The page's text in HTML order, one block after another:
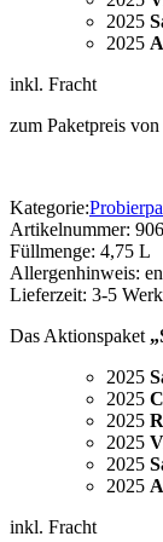
2025
2025
inkl. Fracht
zum Paketpreis von
Kategorie:
Artikelnummer: 906
Füllmenge: 4,75 L
Allergenhinweis:
Lieferzeit: 3-5
Das Aktionspaket
2025
2025
2025
2025
2025
2025
inkl. Fracht